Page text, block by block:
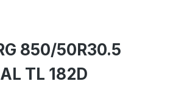
850/50R30.5
TL 182D